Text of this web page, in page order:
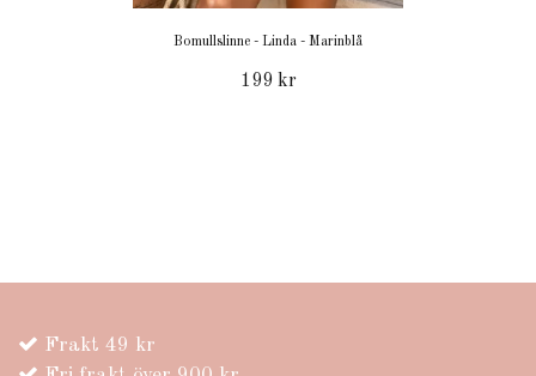
Bomullslinne - Linda - Marinblå
199 kr
Frakt 49 kr